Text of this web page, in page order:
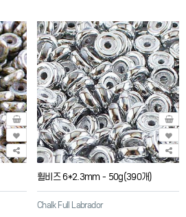
휠비즈 6*2.3mm - 50g(390개)
Chalk Full Labrador